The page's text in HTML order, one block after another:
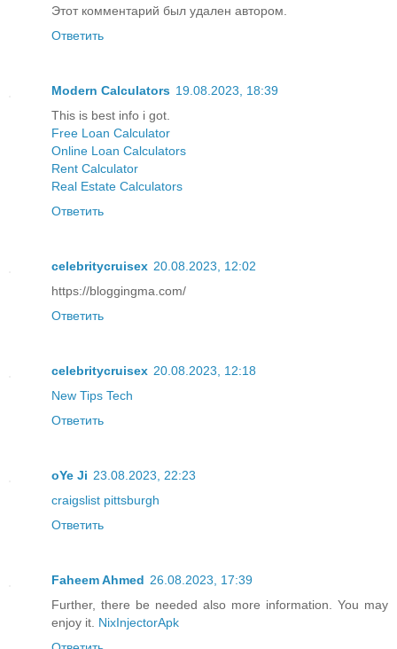
Этот комментарий был удален автором.
Ответить
Modern Calculators 19.08.2023, 18:39
This is best info i got.
Free Loan Calculator
Online Loan Calculators
Rent Calculator
Real Estate Calculators
Ответить
celebritycruisex 20.08.2023, 12:02
https://bloggingma.com/
Ответить
celebritycruisex 20.08.2023, 12:18
New Tips Tech
Ответить
oYe Ji 23.08.2023, 22:23
craigslist pittsburgh
Ответить
Faheem Ahmed 26.08.2023, 17:39
Further, there be needed also more information. You may
enjoy it. NixInjectorApk